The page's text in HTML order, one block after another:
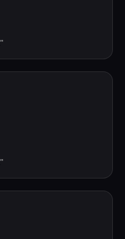
"
"